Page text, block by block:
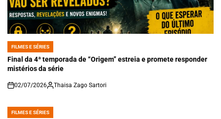
POSTED
IN
FILMES E SÉRIES
Final da 4ª temporada de “Origem” estreia e promete responder
mistérios da série
on
02/07/2026 Thaisa Zago Sartori
POSTED
FILMES E SÉRIES